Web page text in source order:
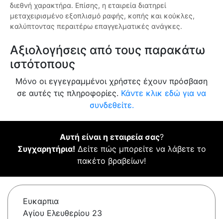
διεθνή χαρακτήρα. Επίσης, η εταιρεία διατηρεί
μεταχειρισμένο εξοπλισμό ραφής, κοπής και κούκλες,
καλύπτοντας περαιτέρω επαγγελματικές ανάγκες.
Αξιολογήσεις από τους παρακάτω
ιστότοπους
Μόνο οι εγγεγραμμένοι χρήστες έχουν πρόσβαση
σε αυτές τις πληροφορίες. Κάντε κλικ εδώ για να
συνδεθείτε.
Αυτή είναι η εταιρεία σας?
Συγχαρητήρια! Δείτε πώς μπορείτε να λάβετε το
πακέτο βραβείων!
Ευκαρπια
Αγίου Ελευθερίου 23